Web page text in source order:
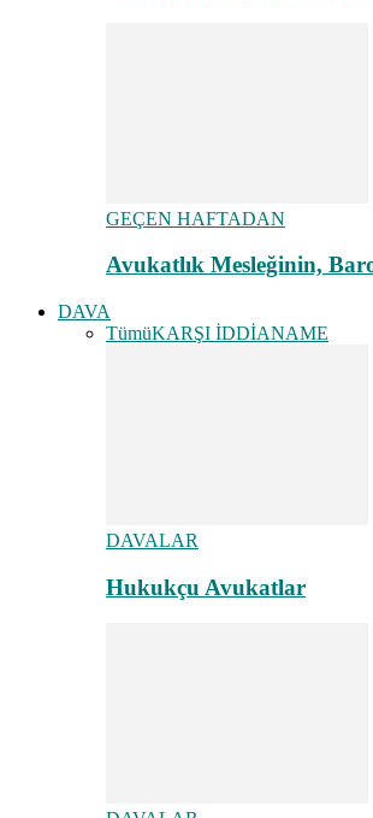
GEÇEN HAFTADAN
Avukatlık Mesleğinin,
DAVA
TümüKARŞI İDDİANAME
DAVALAR
Hukukçu Avukatlar